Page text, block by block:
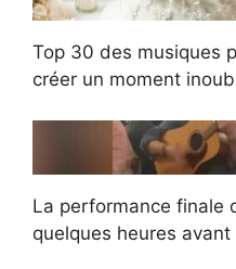
Top 30 des musiques
créer un moment
La performance finale
quelques heures